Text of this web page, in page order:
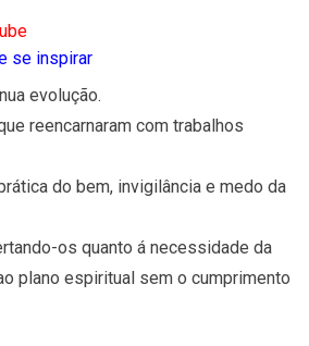
se inspirar
evolução.
reencarnaram com trabalhos
do bem, invigilância e medo da
os quanto á necessidade da
plano espiritual sem o cumprimento